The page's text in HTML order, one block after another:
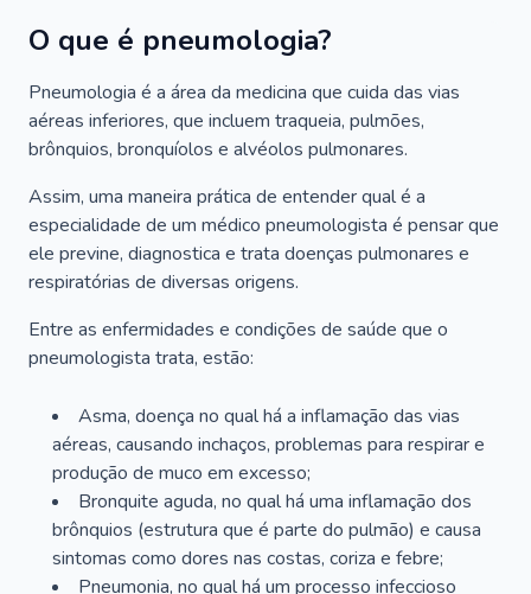
O que é pneumologia?
Pneumologia é a área da medicina que cuida das vias
aéreas inferiores, que incluem traqueia, pulmões,
brônquios, bronquíolos e alvéolos pulmonares.
Assim, uma maneira prática de entender qual é a
especialidade de um médico pneumologista é pensar que
ele previne, diagnostica e trata doenças pulmonares e
respiratórias de diversas origens.
Entre as enfermidades e condições de saúde que o
pneumologista trata, estão:
Asma, doença no qual há a inflamação das vias
aéreas, causando inchaços, problemas para respirar e
produção de muco em excesso;
Bronquite aguda, no qual há uma inflamação dos
brônquios (estrutura que é parte do pulmão) e causa
sintomas como dores nas costas, coriza e febre;
Pneumonia, no qual há um processo infeccioso